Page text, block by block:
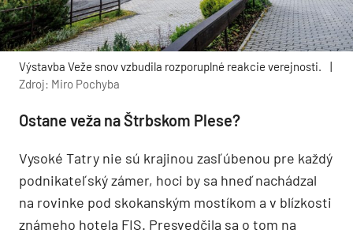
Výstavba Veže snov vzbudila rozporuplné reakcie verejnosti.
|
Zdroj: Miro Pochyba
Ostane veža na Štrbskom Plese?
Vysoké Tatry nie sú krajinou zasľúbenou pre každý
podnikateľský zámer, hoci by sa hneď nachádzal
na rovinke pod skokanským mostíkom a v blízkosti
známeho hotela FIS. Presvedčila sa o tom na